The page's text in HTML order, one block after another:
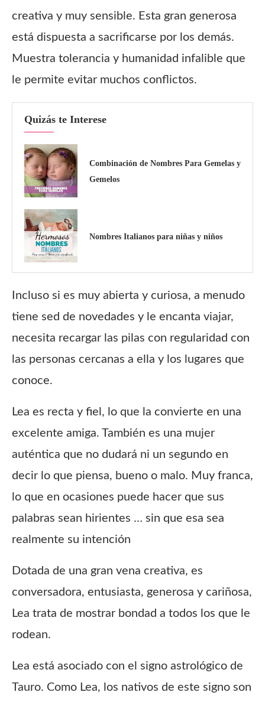
creativa y muy sensible. Esta gran generosa
está dispuesta a sacrificarse por los demás.
Muestra tolerancia y humanidad infalible que
le permite evitar muchos conflictos.
Quizás te Interese
Combinación de Nombres Para Gemelas y
Gemelos
Nombres Italianos para niñas y niños
Incluso si es muy abierta y curiosa, a menudo
tiene sed de novedades y le encanta viajar,
necesita recargar las pilas con regularidad con
las personas cercanas a ella y los lugares que
conoce.
Lea es recta y fiel, lo que la convierte en una
excelente amiga. También es una mujer
auténtica que no dudará ni un segundo en
decir lo que piensa, bueno o malo. Muy franca,
lo que en ocasiones puede hacer que sus
palabras sean hirientes … sin que esa sea
realmente su intención
Dotada de una gran vena creativa, es
conversadora, entusiasta, generosa y cariñosa,
Lea trata de mostrar bondad a todos los que le
rodean.
Lea está asociado con el signo astrológico de
Tauro. Como Lea, los nativos de este signo son